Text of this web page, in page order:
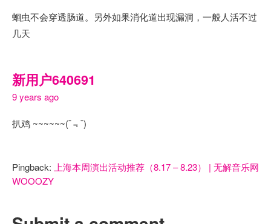
蛔虫不会穿透肠道。另外如果消化道出现漏洞，一般人活不过
几天
新用户640691
9 years ago
扒鸡 ~~~~~~(¯﹃¯)
Pingback: 上海本周演出活动推荐（8.17 – 8.23） | 无解音乐网
WOOOZY